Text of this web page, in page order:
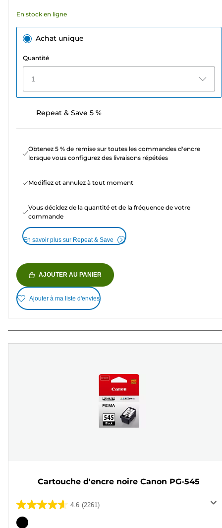
En stock en ligne
Achat unique
Quantité
1
Repeat & Save 5 %
Obtenez 5 % de remise sur toutes les commandes d'encre
lorsque vous configurez des livraisons répétées
Modifiez et annulez à tout moment
Vous décidez de la quantité et de la fréquence de votre
commande
En savoir plus sur Repeat & Save
AJOUTER AU PANIER
Ajouter à ma liste d'envies
Cartouche d'encre noire Canon PG-545
4.6 (2261)
4.6
sur
Cartouche